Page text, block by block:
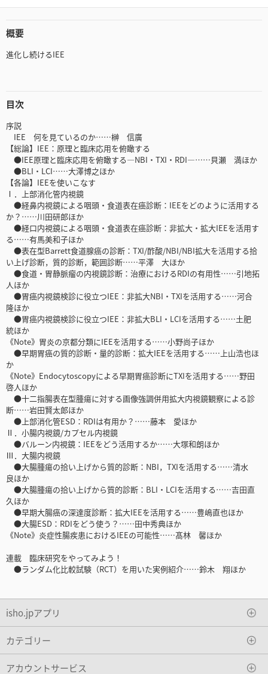
概要
進化し続けるIEE
目次
序説
IEE 何を見ているのか……榊 信廣
【総論】IEE：原理と臨床応用を俯瞰する
●IEE原理と臨床応用を俯瞰する―NBI・TXI・RDI―……貝瀬 満ほか
●BLI・LCI……大澤博之ほか
【各論】IEEを使いこなす
Ⅰ．上部消化管内視鏡
●経鼻内視鏡による咽頭・食道表在癌診断：IEEをどのように活用する
か？……川田研郎ほか
●経口内視鏡による咽頭・食道表在癌診断：非拡大・拡大IEEを活用す
る……有馬美和子ほか
●表在型Barrett食道腺癌の診断：TXI/酢酸/NBI/NBI拡大を活用する拾
い上げ診断，質的診断，範囲診断……平澤 大ほか
●食道・胃静脈瘤の内視鏡診断：治療におけるRDIの有用性……引地拓
人ほか
●胃癌内視鏡検診に役立つIEE：非拡大NBI・TXIを活用する……河合
隆ほか
●胃癌内視鏡検診に役立つIEE：非拡大BLI・LCIを活用する……土肥
統ほか
《Note》胃炎の京都分類にIEEを活用する……小野尚子ほか
●早期胃癌の質的診断・量的診断：拡大IEEを活用する……上山浩也ほ
か
《Note》Endocytoscopyによる早期胃癌診断にTXIを活用する……野田
啓人ほか
●十二指腸表在型腫瘍に対する画像強調併用拡大内視鏡観察による診
断……岩田賢太郎ほか
●上部消化管ESD：RDIは有用か？……藤本 愛ほか
Ⅱ．小腸内視鏡/カプセル内視鏡
●バルーン内視鏡：IEEをどう活用するか……大塚和朗ほか
Ⅲ．大腸内視鏡
●大腸腫瘍の拾い上げから質的診断：NBI，TXIを活用する……清水
良ほか
●大腸腫瘍の拾い上げから質的診断：BLI・LCIを活用する……吉田直
久ほか
●早期大腸癌の深達度診断：拡大IEEを活用する……豊嶋直也ほか
●大腸ESD：RDIをどう使う？……田中秀典ほか
《Note》炎症性腸疾患におけるIEEの可能性……髙林 馨ほか
連載 臨床研究をやってみよう！
●ランダム化比較試験（RCT）を用いた実例紹介……鈴木 翔ほか
isho.jpアプリ
カテゴリー
アカウントサービス